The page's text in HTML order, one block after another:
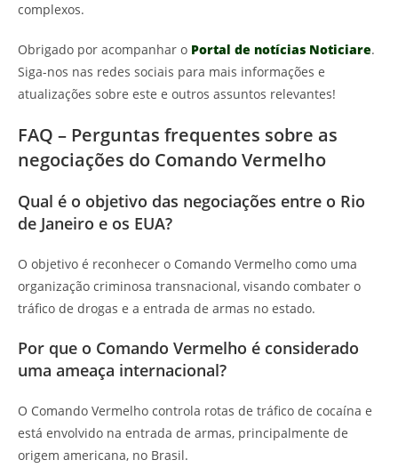
complexos.
Obrigado por acompanhar o Portal de notícias Noticiare.
Siga-nos nas redes sociais para mais informações e
atualizações sobre este e outros assuntos relevantes!
FAQ – Perguntas frequentes sobre as
negociações do Comando Vermelho
Qual é o objetivo das negociações entre o Rio
de Janeiro e os EUA?
O objetivo é reconhecer o Comando Vermelho como uma
organização criminosa transnacional, visando combater o
tráfico de drogas e a entrada de armas no estado.
Por que o Comando Vermelho é considerado
uma ameaça internacional?
O Comando Vermelho controla rotas de tráfico de cocaína e
está envolvido na entrada de armas, principalmente de
origem americana, no Brasil.